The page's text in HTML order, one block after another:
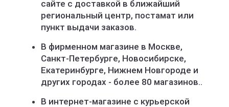
сайте с доставкой в ближайший
региональный центр, постамат или
пункт выдачи заказов.
В фирменном магазине в Москве,
Санкт-Петербурге, Новосибирске,
Екатеринбурге, Нижнем Новгороде и
других городах - более 80 магазинов..
В интернет-магазине с курьерской